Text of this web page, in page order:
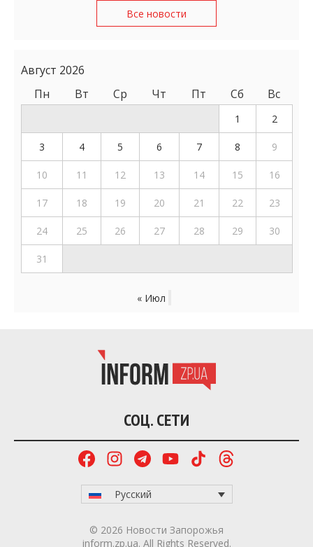
Все новости
Август 2026
Пн
Вт Ср Чт Пт Сб Вс
1 2
3 4 5 6 7 8 9
10 11 12 13 14 15 16
17 18 19 20 21 22 23
24 25 26 27 28 29 30
31
« Июл
СОЦ. СЕТИ
Русский
© 2026 Новости Запорожья
inform.zp.ua. All Rights Reserved.